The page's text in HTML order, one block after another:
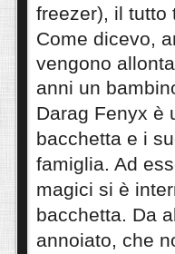
freezer), il tutto
Come dicevo,
vengono
anni un
Darag Fenyx è
bacchetta e i
famiglia. Ad
magici si è
bacchetta. Da
annoiato, che